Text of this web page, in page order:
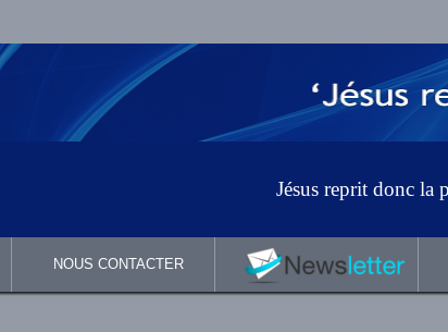
Jésus reprit donc la
NOUS CONTACTER